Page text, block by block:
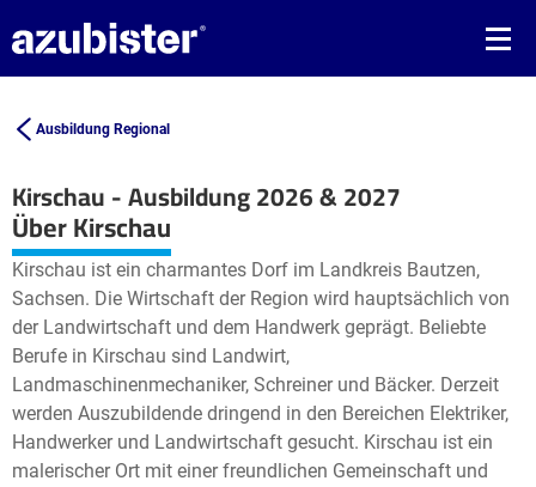
Ausbildung Regional
Kirschau - Ausbildung 2026 & 2027
+
−
Leaflet| ©OpenStreetMap2
Über Kirschau
Kirschau ist ein charmantes Dorf im Landkreis Bautzen,
Sachsen. Die Wirtschaft der Region wird hauptsächlich von
der Landwirtschaft und dem Handwerk geprägt. Beliebte
Berufe in Kirschau sind Landwirt,
Landmaschinenmechaniker, Schreiner und Bäcker. Derzeit
werden Auszubildende dringend in den Bereichen Elektriker,
Handwerker und Landwirtschaft gesucht. Kirschau ist ein
malerischer Ort mit einer freundlichen Gemeinschaft und